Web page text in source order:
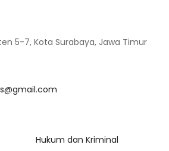
5-7, Kota Surabaya, Jawa Timur
Hukum dan Kriminal